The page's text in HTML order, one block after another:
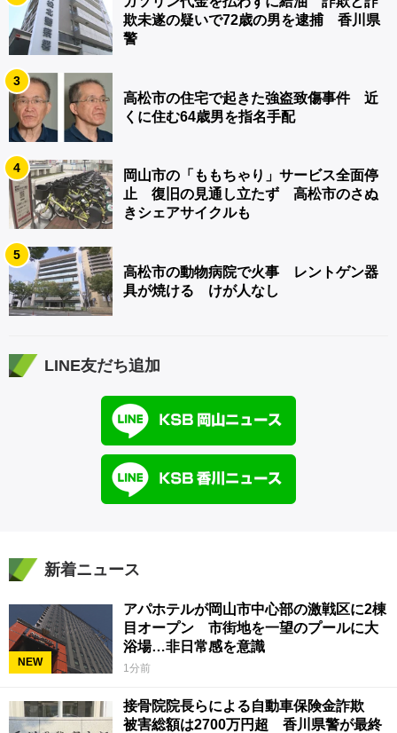
欺未遂の疑いで72歳の男を逮捕 香川県
警
3
高松市の住宅で起きた強盗致傷事件 近
くに住む64歳男を指名手配
4
岡山市の「ももちゃり」サービス全面停
止 復旧の見通し立たず 高松市のさぬ
きシェアサイクルも
5
高松市の動物病院で火事 レントゲン器
具が焼ける けが人なし
LINE友だち追加
新着ニュース
NEW
アパホテルが岡山市中心部の激戦区に2棟
目オープン 市街地を一望のプールに大
浴場…非日常感を意識
1分前
接骨院院長らによる自動車保険金詐欺
被害総額は2700万円超 香川県警が最終